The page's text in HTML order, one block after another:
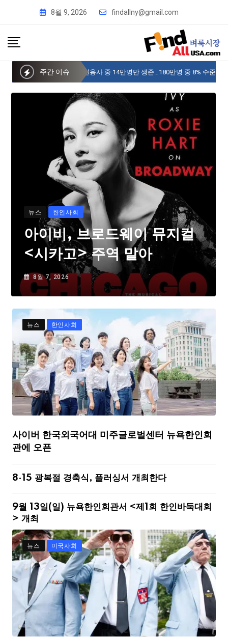
8월 9, 2026 findallny@gmail.com
주간 이슈 사이버 한국외국어대 미주글로벌센터 뉴욕
뉴스 한인사회
아이비, 브로드웨이 뮤지컬
<시카고> 주역 맡아
8월 7, 2026
뉴스 한인사회
사이버 한국외국어대 미주글로벌센터 뉴욕한인회
관에 오픈
8·15 광복절 경축식, 플러싱서 개최한다
9월 13일(일) 뉴욕한인회관서 <제1회 한인바둑대회
> 개최
뉴스 미국사회